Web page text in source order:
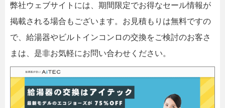
弊社ウェブサイトには、期間限定でお得なセール情報が
掲載される場合もございます。お見積もりは無料ですの
で、給湯器やビルトインコンロの交換をご検討のお客さ
まは、是非お気軽にお問い合わせください。